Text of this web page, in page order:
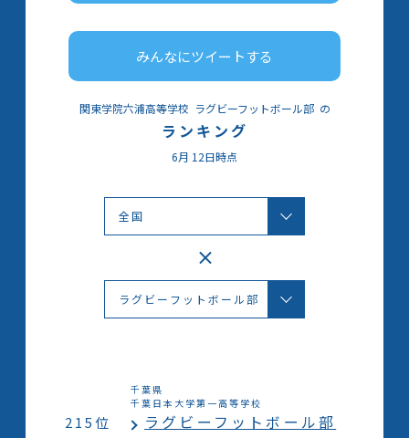
みんなにツイートする
関東学院六浦高等学校 ラグビーフットボール部 の
ランキング
6月 12日時点
215位
千葉県
千葉日本大学第一高等学校
ラグビーフットボール部